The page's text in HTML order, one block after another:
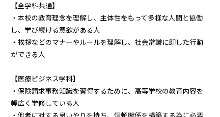
【全学科共通】
・本校の教育理念を理解し、主体性をもって多様な人間と協働
し、学び続ける意欲がある人
・挨拶などのマナーやルールを理解し、社会常識に即した行動
ができる人
【医療ビジネス学科】
・保険請求事務知識を習得するために、高等学校の教育内容を
幅広く学修している人